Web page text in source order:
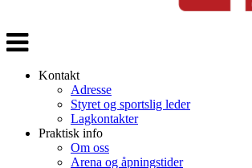
Veksle
navigasjon
Kontakt
Adresse
Styret og sportslig leder
Lagkontakter
Praktisk info
Om oss
Arena og åpningstider